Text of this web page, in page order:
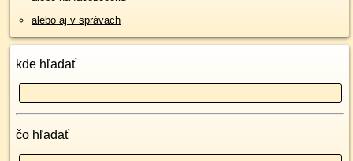
alebo aj v správach
kde hľadať
čo hľadať